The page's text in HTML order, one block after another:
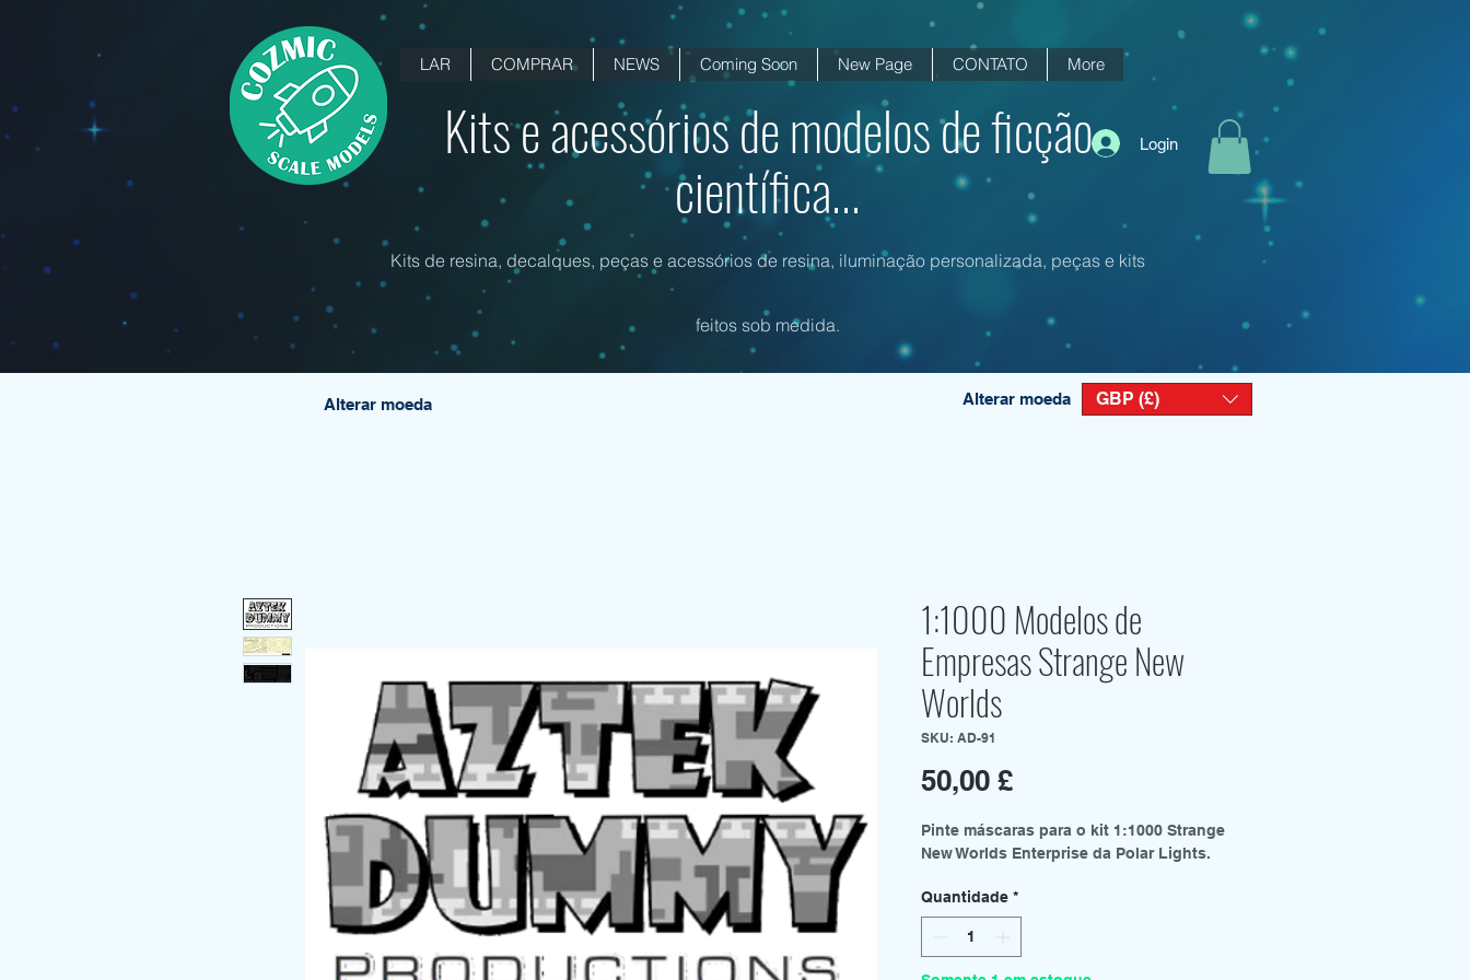
LAR COMPRAR NEWS Coming Soon New Page CONTATO More
Login
Kits e acessórios de modelos de ficção
científica...
Kits de resina, decalques, peças e acessórios de resina, iluminação personalizada, peças e kits
feitos sob medida.
Alterar moeda Alterar moeda GBP (£)
1:1000 Modelos de
Empresas Strange New
Worlds
SKU: AD-91
50,00 £Preço
Pinte máscaras para o kit 1:1000 Strange
New Worlds Enterprise da Polar Lights.
Quantidade *